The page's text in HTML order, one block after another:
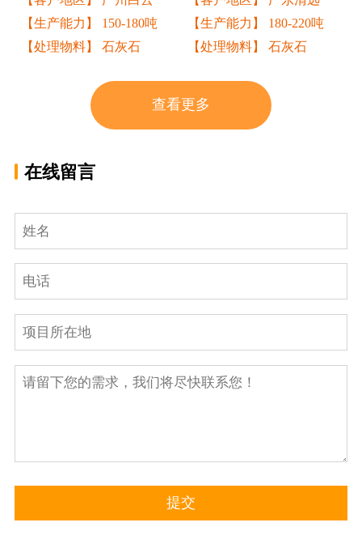
【生产能力】 150-180吨
【处理物料】 石灰石
【生产能力】 180-220吨
【处理物料】 石灰石
查看更多
在线留言